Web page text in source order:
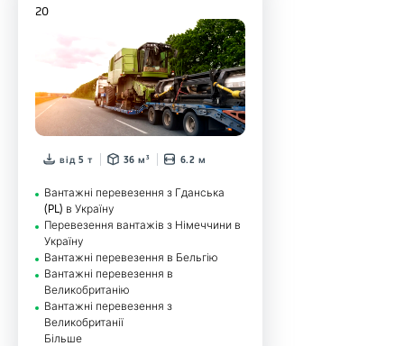
20
від 5 т 36 м³ 6.2 м
Вантажні перевезення з Гданська
(PL) в Україну
Перевезення вантажів з Німеччини в
Україну
Вантажні перевезення в Бельгію
Вантажні перевезення в
Великобританію
Вантажні перевезення з
Великобританії
Більше